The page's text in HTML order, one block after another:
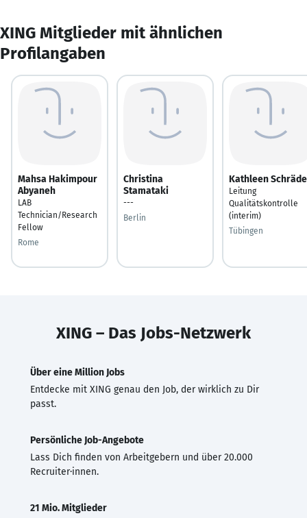
XING Mitglieder mit ähnlichen
Profilangaben
Mahsa Hakimpour
Abyaneh
LAB
Technician/Research
Fellow
Rome
Christina
Stamataki
---
Berlin
Kathleen
Leitung
Qualitätskontrolle
(interim)
Tübingen
XING – Das Jobs-Netzwerk
Über eine Million Jobs
Entdecke mit XING genau den Job, der wirklich zu Dir
passt.
Persönliche Job-Angebote
Lass Dich finden von Arbeitgebern und über 20.000
Recruiter·innen.
21 Mio. Mitglieder